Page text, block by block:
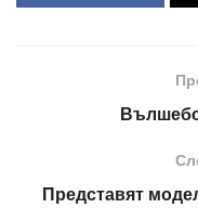
Представят